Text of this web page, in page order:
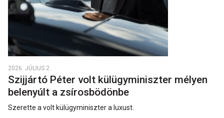
2026. JÚLIUS 2.
Szijjártó Péter volt külügyminiszter mélyen
belenyúlt a zsírosbödönbe
Szerette a volt külügyminiszter a luxust.